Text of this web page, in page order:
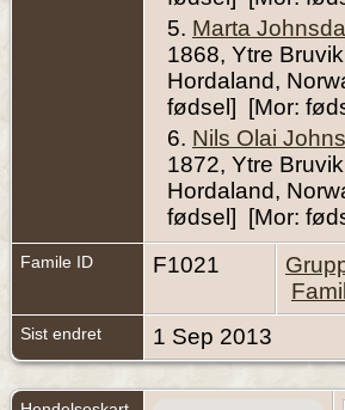
5. Marta
1868, Ytre
Hordaland,
fødsel] [Mor:
6. Nils Olai
1872, Ytre
Hordaland,
fødsel] [Mor:
Famile ID F1021
Sist endret 1 Sep 2013